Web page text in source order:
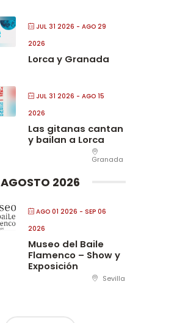
JUL 31 2026 - AGO 29
2026
Lorca y Granada
JUL 31 2026 - AGO 15
2026
Las gitanas cantan
y bailan a Lorca
Granada
AGOSTO 2026
AGO 01 2026 - SEP 06
2026
Museo del Baile
Flamenco – Show y
Exposición
Sevilla